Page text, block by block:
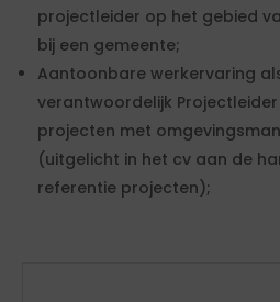
projectleider op het gebied
bij een gemeente;
Aantoonbare werkervaring
verantwoordelijk
projecten met
(uitgelicht in het cv aan de
referentie projecten);